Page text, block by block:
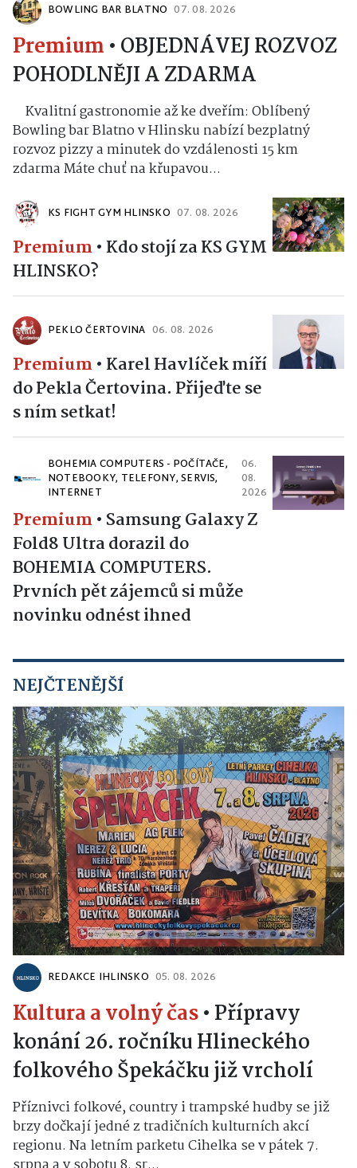
BOWLING BAR BLATNO 07. 08. 2026
Premium • OBJEDNÁVEJ ROZVOZ
POHODLNĚJI A ZDARMA
Kvalitní gastronomie až ke dveřím: Oblíbený
Bowling bar Blatno v Hlinsku nabízí bezplatný
rozvoz pizzy a minutek do vzdálenosti 15 km
zdarma Máte chuť na křupavou...
KS FIGHT GYM HLINSKO 07. 08. 2026
Premium • Kdo stojí za KS GYM
HLINSKO?
PEKLO ČERTOVINA 06. 08. 2026
Premium • Karel Havlíček míří
do Pekla Čertovina. Přijeďte se
s ním setkat!
BOHEMIA COMPUTERS - POČÍTAČE,
NOTEBOOKY, TELEFONY, SERVIS,
INTERNET
06.
08.
2026
Premium • Samsung Galaxy Z
Fold8 Ultra dorazil do
BOHEMIA COMPUTERS.
Prvních pět zájemců si může
novinku odnést ihned
NEJČTENĚJŠÍ
REDAKCE IHLINSKO 05. 08. 2026
Kultura a volný čas• Přípravy
konání 26. ročníku Hlineckého
folkového Špekáčku již vrcholí
Příznivci folkové, country i trampské hudby se již
brzy dočkají jedné z tradičních kulturních akcí
regionu. Na letním parketu Cihelka se v pátek 7.